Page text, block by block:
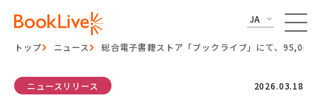
JA
トップ ニュース 総合電子書籍ストア「ブックライブ」にて、
ニュースリリース 2026.03.18